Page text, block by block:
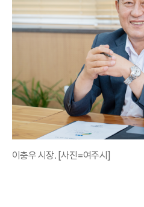
이충우 시장. [사진=여주시]